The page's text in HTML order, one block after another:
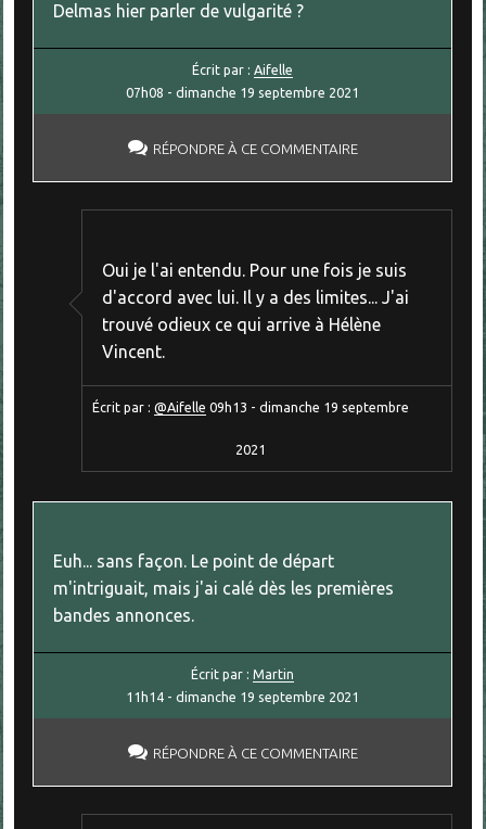
Delmas hier parler de vulgarité ?
Écrit par : Aifelle
07h08 -dimanche 19 septembre 2021
RÉPONDRE À CE COMMENTAIRE
Oui je l'ai entendu. Pour une fois je suis
d'accord avec lui. Il y a des limites... J'ai
trouvé odieux ce qui arrive à Hélène
Vincent.
Écrit par : @Aifelle 09h13 - dimanche 19 septembre
2021
Euh... sans façon. Le point de départ
m'intriguait, mais j'ai calé dès les premières
bandes annonces.
Écrit par :Martin
11h14 -dimanche 19 septembre 2021
RÉPONDRE À CE COMMENTAIRE